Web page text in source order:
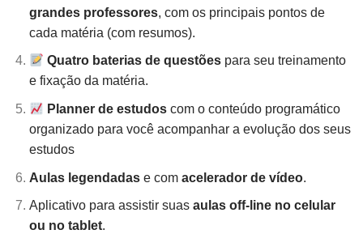
grandes professores, com os principais pontos de
cada matéria (com resumos).
Quatro baterias de questões para seu treinamento
e fixação da matéria.
Planner de estudoscom o conteúdo programático
organizado para você acompanhar a evolução dos seus
estudos
Aulas legendadase com acelerador de vídeo.
Aplicativo para assistir suas aulas off-line no celular
ou no tablet.